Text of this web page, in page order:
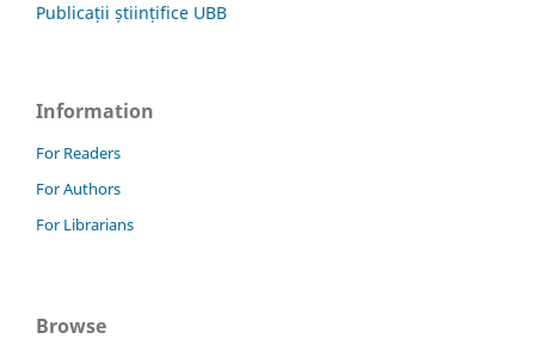
Publicații științifice UBB
Information
For Readers
For Authors
For Librarians
Browse